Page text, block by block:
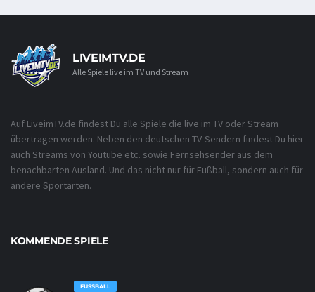
LIVEIMTV.DE
Alle Spiele live im TV und Stream
Auf LiveimTV.de findest Du alle Spiele die live im TV oder Stream
übertragen werden. Neben den deutschen TV-Sendern findest Du hier
auch Streams von Youtube etc. sowie Fernsehsender aus dem
benachbarten Ausland. Und das nicht nur für Fußball, sondern auch für
andere Sportarten.
KOMMENDE SPIELE
FUSSBALL